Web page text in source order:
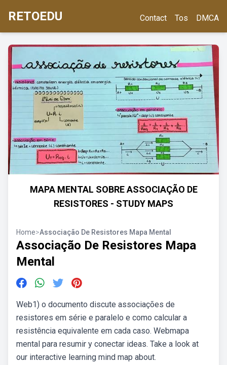
RETOEDU Contact Tos DMCA
MAPA MENTAL SOBRE ASSOCIAÇÃO DE
RESISTORES - STUDY MAPS
Home>Associação De Resistores Mapa Mental
Associação De Resistores Mapa
Mental
Web1) o documento discute associações de
resistores em série e paralelo e como calcular a
resistência equivalente em cada caso. Webmapa
mental para resumir y conectar ideas. Take a look at
our interactive learning mind map about.